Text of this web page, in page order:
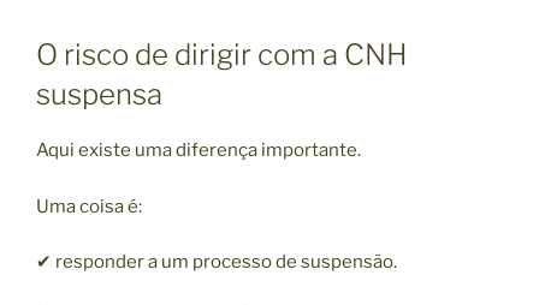
O risco de dirigir com a CNH
suspensa
Aqui existe uma diferença importante.
Uma coisa é:
✔ responder a um processo de suspensão.